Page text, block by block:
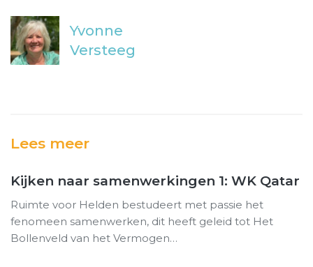
Yvonne
Versteeg
Lees meer
Kijken naar samenwerkingen 1: WK Qatar
Ruimte voor Helden bestudeert met passie het
fenomeen samenwerken, dit heeft geleid tot Het
Bollenveld van het Vermogen…